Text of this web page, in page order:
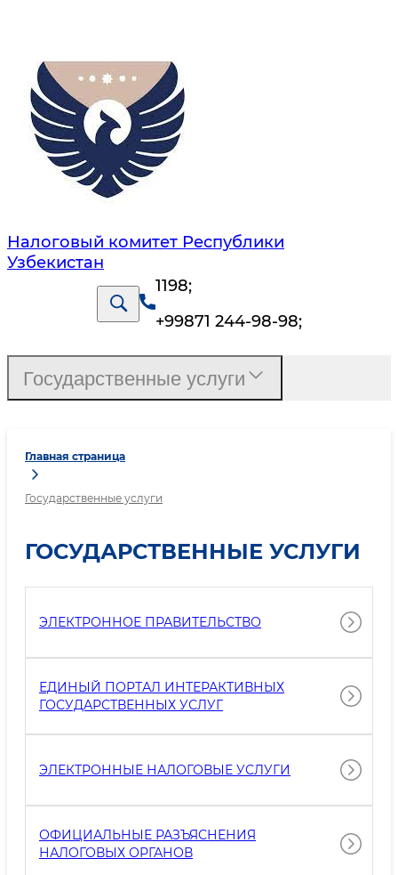
Налоговый комитет Республики
Узбекистан
1198;
+99871 244-98-98;
Главная страница
Государственные услуги
ГОСУДАРСТВЕННЫЕ УСЛУГИ
ЭЛЕКТРОННОЕ ПРАВИТЕЛЬСТВО
ЕДИНЫЙ ПОРТАЛ ИНТЕРАКТИВНЫХ
ГОСУДАРСТВЕННЫХ УСЛУГ
ЭЛЕКТРОННЫЕ НАЛОГОВЫЕ УСЛУГИ
ОФИЦИАЛЬНЫЕ РАЗЪЯСНЕНИЯ
НАЛОГОВЫХ ОРГАНОВ
Государственные услуги